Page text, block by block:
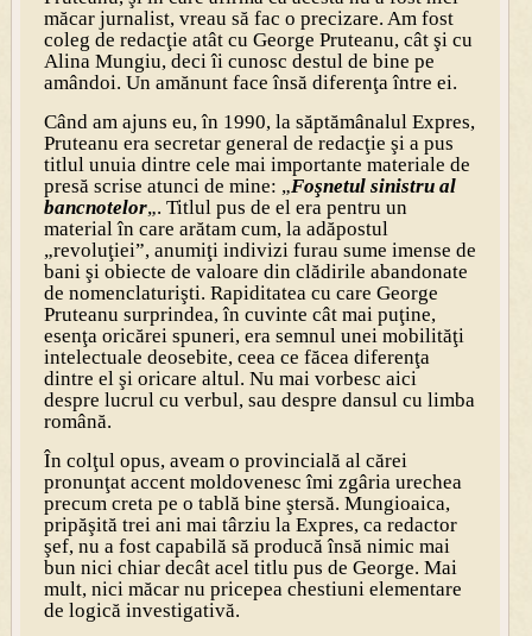
măcar jurnalist, vreau să fac o precizare. Am fost
coleg de redacţie atât cu George Pruteanu, cât şi cu
Alina Mungiu, deci îi cunosc destul de bine pe
amândoi. Un amănunt face însă diferenţa între ei.
Când am ajuns eu, în 1990, la săptămânalul Expres,
Pruteanu era secretar general de redacţie şi a pus
titlul unuia dintre cele mai importante materiale de
presă scrise atunci de mine: „Foşnetul sinistru al
bancnotelor„. Titlul pus de el era pentru un
material în care arătam cum, la adăpostul
„revoluţiei”, anumiţi indivizi furau sume imense de
bani şi obiecte de valoare din clădirile abandonate
de nomenclaturişti. Rapiditatea cu care George
Pruteanu surprindea, în cuvinte cât mai puţine,
esenţa oricărei spuneri, era semnul unei mobilităţi
intelectuale deosebite, ceea ce făcea diferenţa
dintre el şi oricare altul. Nu mai vorbesc aici
despre lucrul cu verbul, sau despre dansul cu limba
română.
În colţul opus, aveam o provincială al cărei
pronunţat accent moldovenesc îmi zgâria urechea
precum creta pe o tablă bine ştersă. Mungioaica,
pripăşită trei ani mai târziu la Expres, ca redactor
şef, nu a fost capabilă să producă însă nimic mai
bun nici chiar decât acel titlu pus de George. Mai
mult, nici măcar nu pricepea chestiuni elementare
de logică investigativă.